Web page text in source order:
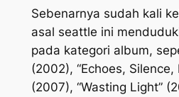
Sebenarnya sudah kali
asal seattle ini
pada kategori album,
(2002), “Echoes, Silence,
(2007), “Wasting Light”